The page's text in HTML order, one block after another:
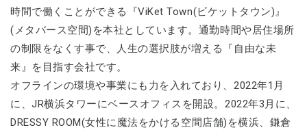
時間で働くことができる『ViKet Town(ビケットタウン)』
(メタバース空間)を本社としています。通勤時間や居住場所
の制限をなくす事で、人生の選択肢が増える『自由な未
来』を目指す会社です。
オフラインの環境や事業にも力を入れており、2022年1月
に、JR横浜タワーにベースオフィスを開設。2022年3月に、
DRESSY ROOM(女性に魔法をかける空間店舗)を横浜、鎌倉